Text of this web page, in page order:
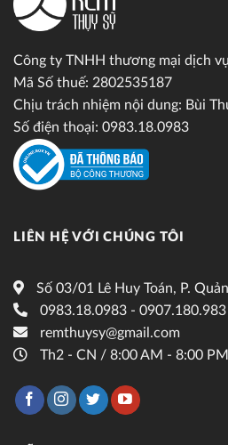
Công ty TNHH thương mại dịch
Mã Số thuế: 2802535187
Chịu trách nhiệm nội dung: Bùi
Số điện thoại: 0983.18.0983
LIÊN HỆ VỚI CHÚNG TÔI
Số 03/01 Lê Huy Toán, P.
0983.18.0983 - 0907.180.983
remthuysy@gmail.com
Th2 - CN / 8:00 AM - 8:00 PM